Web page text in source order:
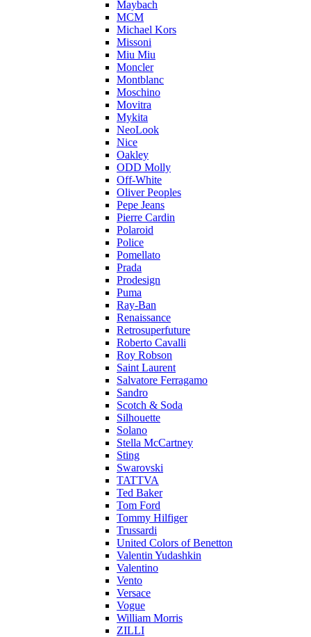
Maybach
MCM
Michael Kors
Missoni
Miu Miu
Moncler
Montblanc
Moschino
Movitra
Mykita
NeoLook
Nice
Oakley
ODD Molly
Off-White
Oliver Peoples
Pepe Jeans
Pierre Cardin
Polaroid
Police
Pomellato
Prada
Prodesign
Puma
Ray-Ban
Renaissance
Retrosuperfuture
Roberto Cavalli
Roy Robson
Saint Laurent
Salvatore Ferragamo
Sandro
Scotch & Soda
Silhouette
Solano
Stella McCartney
Sting
Swarovski
TATTVA
Ted Baker
Tom Ford
Tommy Hilfiger
Trussardi
United Colors of Benetton
Valentin Yudashkin
Valentino
Vento
Versace
Vogue
William Morris
ZILLI